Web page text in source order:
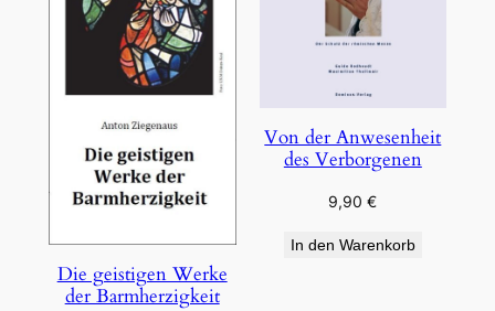
Die geistigen Werke
der Barmherzigkeit
Von der Anwesenheit
des Verborgenen
9,90€
In den Warenkorb